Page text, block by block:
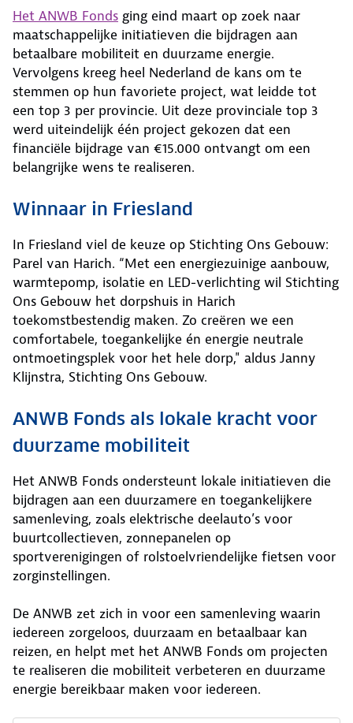
Het ANWB Fonds ging eind maart op zoek naar
maatschappelijke initiatieven die bijdragen aan
betaalbare mobiliteit en duurzame energie.
Vervolgens kreeg heel Nederland de kans om te
stemmen op hun favoriete project, wat leidde tot
een top 3 per provincie. Uit deze provinciale top 3
werd uiteindelijk één project gekozen dat een
financiële bijdrage van €15.000 ontvangt om een
belangrijke wens te realiseren.
Winnaar in Friesland
In Friesland viel de keuze op Stichting Ons Gebouw:
Parel van Harich. “Met een energiezuinige aanbouw,
warmtepomp, isolatie en LED-verlichting wil Stichting
Ons Gebouw het dorpshuis in Harich
toekomstbestendig maken. Zo creëren we een
comfortabele, toegankelijke én energie neutrale
ontmoetingsplek voor het hele dorp," aldus Janny
Klijnstra, Stichting Ons Gebouw.
ANWB Fonds als lokale kracht voor
duurzame mobiliteit
Het ANWB Fonds ondersteunt lokale initiatieven die
bijdragen aan een duurzamere en toegankelijkere
samenleving, zoals elektrische deelauto’s voor
buurtcollectieven, zonnepanelen op
sportverenigingen of rolstoelvriendelijke fietsen voor
zorginstellingen.
De ANWB zet zich in voor een samenleving waarin
iedereen zorgeloos, duurzaam en betaalbaar kan
reizen, en helpt met het ANWB Fonds om projecten
te realiseren die mobiliteit verbeteren en duurzame
energie bereikbaar maken voor iedereen.